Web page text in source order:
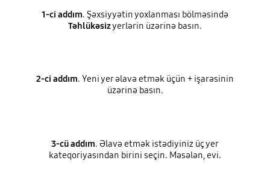
1-ci addım. Şəxsiyyətin yoxlanması bölməsində
Təhlükəsizyerlərin üzərinə basın.
2-ci addım. Yeni yer əlavə etmək üçün + işarəsinin
üzərinə basın.
3-cü addım. Əlavə etmək istədiyiniz üç yer
kateqoriyasından birini seçin. Məsələn, evi.